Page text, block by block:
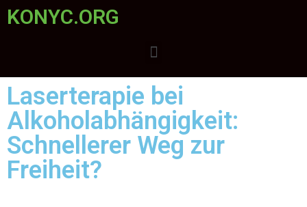
KONYC.ORG
Laserterapie bei
Alkoholabhängigkeit:
Schnellerer Weg zur
Freiheit?